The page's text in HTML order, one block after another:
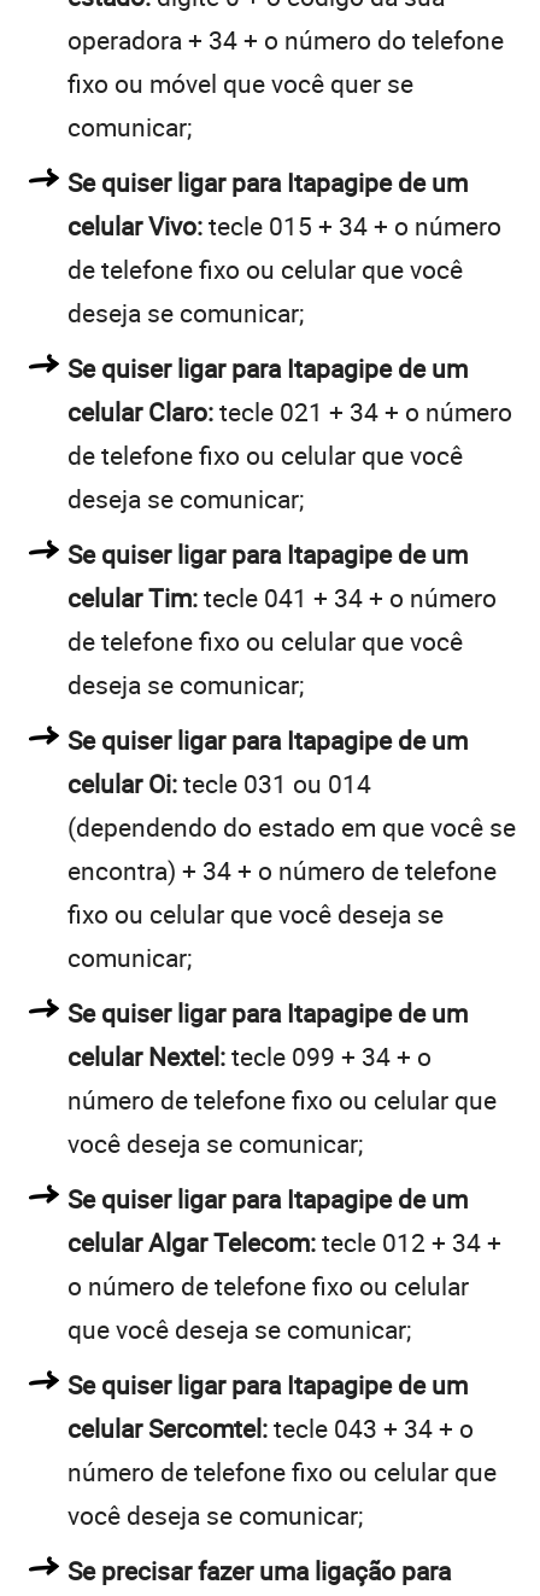
operadora + 34 + o número do telefone
fixo ou móvel que você quer se
comunicar;
Se quiser ligar para Itapagipe de um
celular Vivo:tecle 015 + 34 + o número
de telefone fixo ou celular que você
deseja se comunicar;
Se quiser ligar para Itapagipe de um
celular Claro:tecle 021 + 34 + o número
de telefone fixo ou celular que você
deseja se comunicar;
Se quiser ligar para Itapagipe de um
celular Tim:tecle 041 + 34 + o número
de telefone fixo ou celular que você
deseja se comunicar;
Se quiser ligar para Itapagipe de um
celular Oi:tecle 031 ou 014
(dependendo do estado em que você se
encontra) + 34 + o número de telefone
fixo ou celular que você deseja se
comunicar;
Se quiser ligar para Itapagipe de um
celular Nextel:tecle 099 + 34 + o
número de telefone fixo ou celular que
você deseja se comunicar;
Se quiser ligar para Itapagipe de um
celular Algar Telecom:tecle 012 + 34 +
o número de telefone fixo ou celular
que você deseja se comunicar;
Se quiser ligar para Itapagipe de um
celular Sercomtel:tecle 043 + 34 + o
número de telefone fixo ou celular que
você deseja se comunicar;
Se precisar fazer uma ligação para